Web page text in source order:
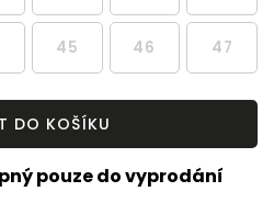
45 46 47
DO KOŠÍKU
pouze do vyprodání